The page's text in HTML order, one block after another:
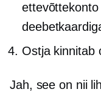
Ostja kinnitab
Jah, see on nii